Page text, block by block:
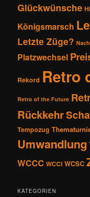
Glückwünsche
Königsmarsch
Letzte Züge?
Platzwechsel
Rekord Retro
Retro of the Future
Rückkehr
Tempozug
Umwandlung
WCCC WCCI WCSC
KATEGORIEN